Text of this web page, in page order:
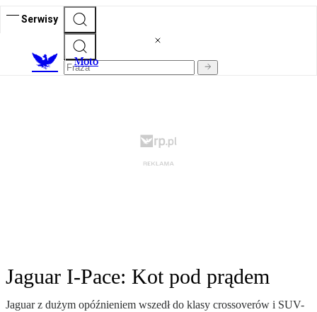
Serwisy
Moto
Jaguar I-Pace: Kot pod prądem
Jaguar z dużym opóźnieniem wszedł do klasy crossoverów i SUV-